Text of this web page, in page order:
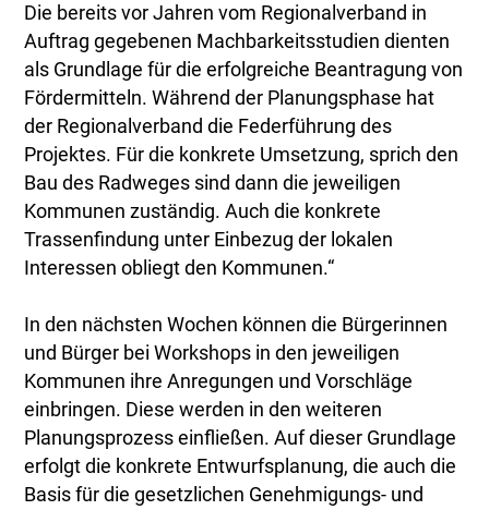
Die bereits vor Jahren vom Regionalverband in
Auftrag gegebenen Machbarkeitsstudien dienten
als Grundlage für die erfolgreiche Beantragung von
Fördermitteln. Während der Planungsphase hat
der Regionalverband die Federführung des
Projektes. Für die konkrete Umsetzung, sprich den
Bau des Radweges sind dann die jeweiligen
Kommunen zuständig. Auch die konkrete
Trassenfindung unter Einbezug der lokalen
Interessen obliegt den Kommunen.“
In den nächsten Wochen können die Bürgerinnen
und Bürger bei Workshops in den jeweiligen
Kommunen ihre Anregungen und Vorschläge
einbringen. Diese werden in den weiteren
Planungsprozess einfließen. Auf dieser Grundlage
erfolgt die konkrete Entwurfsplanung, die auch die
Basis für die gesetzlichen Genehmigungs- und